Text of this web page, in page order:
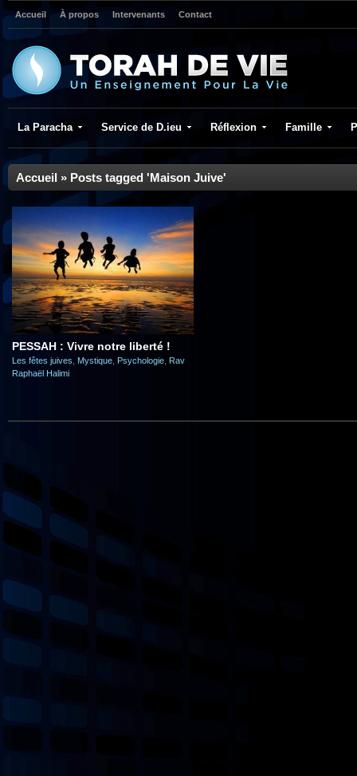
Accueil À propos Intervenants Contact
La Paracha Service de D.ieu Réflexion Famille
Accueil » Posts tagged 'Maison Juive'
PESSAH : Vivre notre liberté !
Les fêtes juives Mystique Psychologie Rav
Raphaël Halimi